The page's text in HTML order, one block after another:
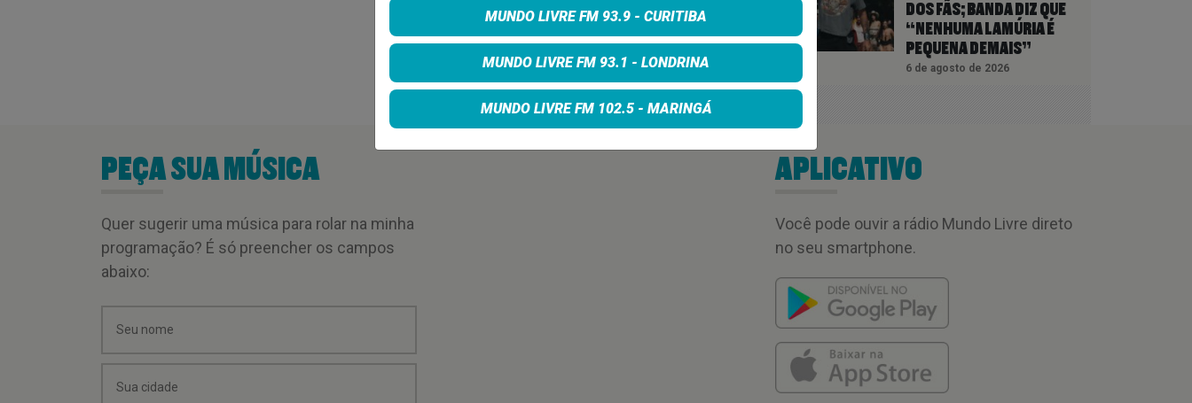
DOS FÃS; BANDA DIZ QUE
“NENHUMA LAMÚRIA É
PEQUENA DEMAIS”
6 de agosto de 2026
PEÇA SUA MÚSICA
Quer sugerir uma música para rolar na minha
programação? É só preencher os campos
abaixo:
APLICATIVO
Você pode ouvir a rádio Mundo Livre direto
no seu smartphone.
MUNDO LIVRE FM 93.9 - CURITIBA
MUNDO LIVRE FM 93.1 - LONDRINA
MUNDO LIVRE FM 102.5 - MARINGÁ